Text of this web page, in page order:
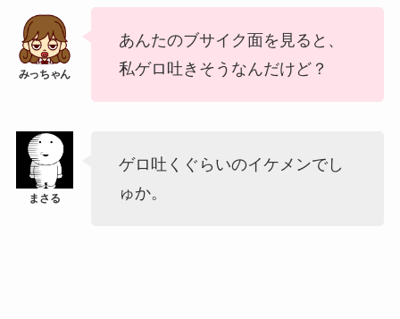
あんたのブサイク面を見ると、
私ゲロ吐きそうなんだけど？
ゲロ吐くぐらいのイケメンでし
ゅか。